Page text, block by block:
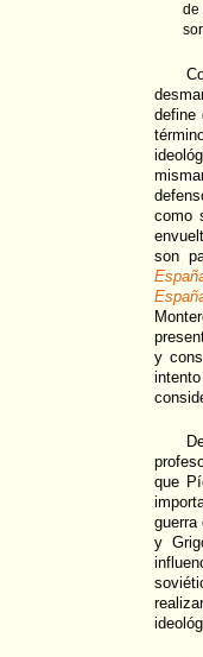
define
como
son
y
que
guerra
y